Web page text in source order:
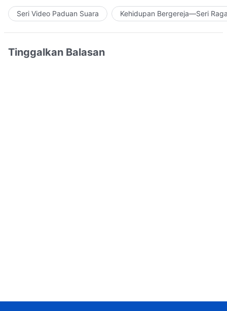
Seri Video Paduan Suara Kehidupan Bergereja—Seri
Tinggalkan Balasan